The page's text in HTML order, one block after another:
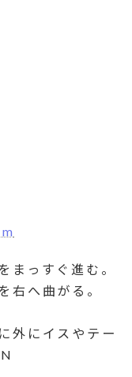
まっすぐ進む。
右へ曲がる。
外にイスやテー